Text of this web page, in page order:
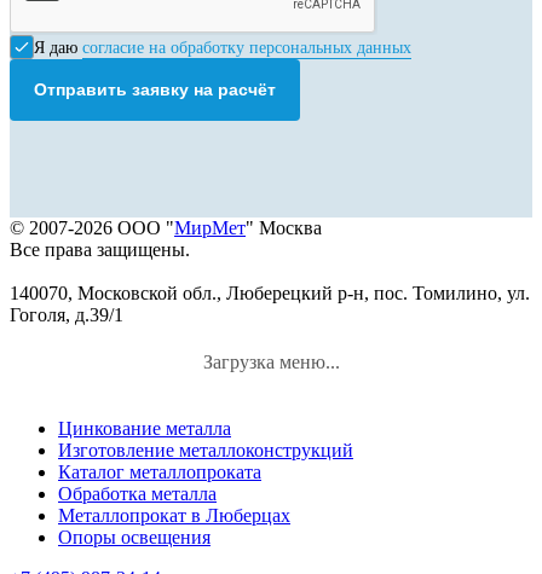
Я даю согласие на обработку персональных данных
Отправить заявку на расчёт
© 2007-2026 ООО "МирМет" Москва
Все права защищены.
140070, Московской обл., Люберецкий р-н, пос. Томилино, ул.
Гоголя, д.39/1
Загрузка меню...
Цинкование металла
Изготовление металлоконструкций
Каталог металлопроката
Обработка металла
Металлопрокат в Люберцах
Опоры освещения